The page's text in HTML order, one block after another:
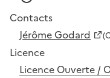
Contacts
Jérôme Godard
Licence
Licence Ouverte /